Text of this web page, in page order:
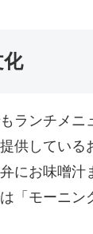
ランチメ
供してい
にお味噌
「モーニ